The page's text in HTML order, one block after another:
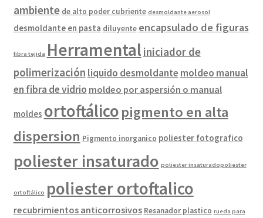
ambiente de alto poder cubriente desmoldante aerosol
desmoldante en pasta diluyente encapsulado de figuras
fibra tejida Herramental iniciador de
polimerización liquido desmoldante moldeo manual
en fibra de vidrio moldeo por aspersión o manual
moldes ortoftálicopigmento en alta
dispersion Pigmento inorganico poliester fotografico
poliester insaturado poliester insaturadopoliester
ortoftálico poliester ortoftalico
recubrimientos anticorrosivos Resanador plastico rueda para